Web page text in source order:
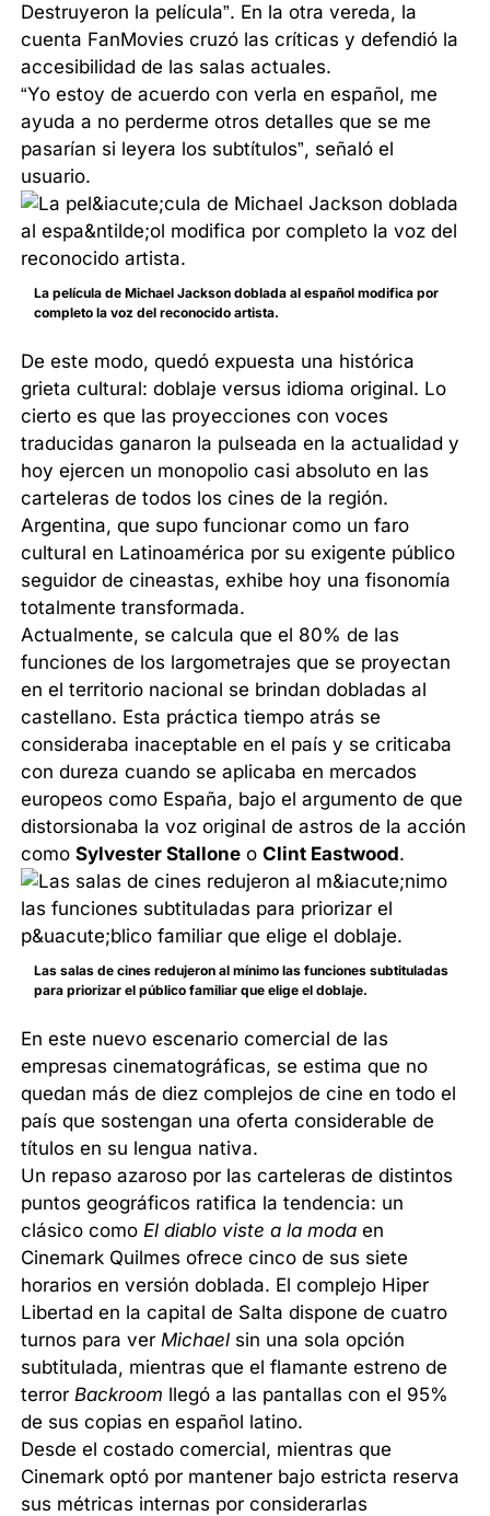
Destruyeron la película”. En la otra vereda, la
cuenta FanMovies cruzó las críticas y defendió la
accesibilidad de las salas actuales.
“Yo estoy de acuerdo con verla en español, me
ayuda a no perderme otros detalles que se me
pasarían si leyera los subtítulos”, señaló el
usuario.
La película de Michael Jackson doblada al español modifica por
completo la voz del reconocido artista.
De este modo, quedó expuesta una histórica
grieta cultural: doblaje versus idioma original. Lo
cierto es que las proyecciones con voces
traducidas ganaron la pulseada en la actualidad y
hoy ejercen un monopolio casi absoluto en las
carteleras de todos los cines de la región.
Argentina, que supo funcionar como un faro
cultural en Latinoamérica por su exigente público
seguidor de cineastas, exhibe hoy una fisonomía
totalmente transformada.
Actualmente, se calcula que el 80% de las
funciones de los largometrajes que se proyectan
en el territorio nacional se brindan dobladas al
castellano. Esta práctica tiempo atrás se
consideraba inaceptable en el país y se criticaba
con dureza cuando se aplicaba en mercados
europeos como España, bajo el argumento de que
distorsionaba la voz original de astros de la acción
comoSylvester Stallone oClint Eastwood.
Las salas de cines redujeron al mínimo las funciones subtituladas
para priorizar el público familiar que elige el doblaje.
En este nuevo escenario comercial de las
empresas cinematográficas, se estima que no
quedan más de diez complejos de cine en todo el
país que sostengan una oferta considerable de
títulos en su lengua nativa.
Un repaso azaroso por las carteleras de distintos
puntos geográficos ratifica la tendencia: un
clásico comoEl diablo viste a la moda en
Cinemark Quilmes ofrece cinco de sus siete
horarios en versión doblada. El complejo Hiper
Libertad en la capital de Salta dispone de cuatro
turnos para verMichael sin una sola opción
subtitulada, mientras que el flamante estreno de
terrorBackroom llegó a las pantallas con el 95%
de sus copias en español latino.
Desde el costado comercial, mientras que
Cinemark optó por mantener bajo estricta reserva
sus métricas internas por considerarlas